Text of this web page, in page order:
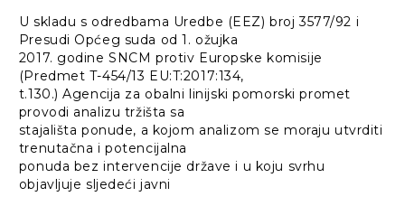
U skladu s odredbama Uredbe (EEZ) broj 3577/92 i
Presudi Općeg suda od 1. ožujka
2017. godine SNCM protiv Europske komisije
(Predmet T-454/13 EU:T:2017:134,
t.130.) Agencija za obalni linijski pomorski promet
provodi analizu tržišta sa
stajališta ponude, a kojom analizom se moraju utvrditi
trenutačna i potencijalna
ponuda bez intervencije države i u koju svrhu
objavljuje sljedeći javni